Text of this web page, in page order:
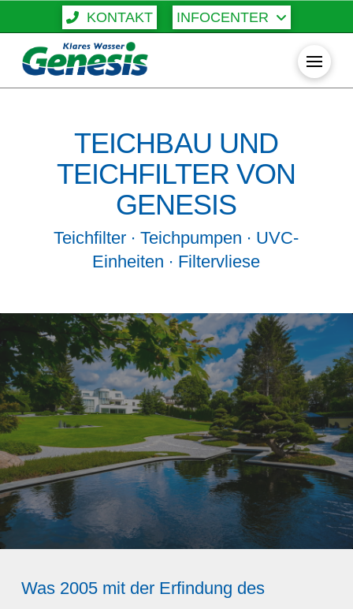
KONTAKT INFOCENTER
TEICHBAU UND
TEICHFILTER VON
GENESIS
Teichfilter ∙ Teichpumpen ∙ UVC-
Einheiten ∙ Filtervliese
Was 2005 mit der Erfindung des